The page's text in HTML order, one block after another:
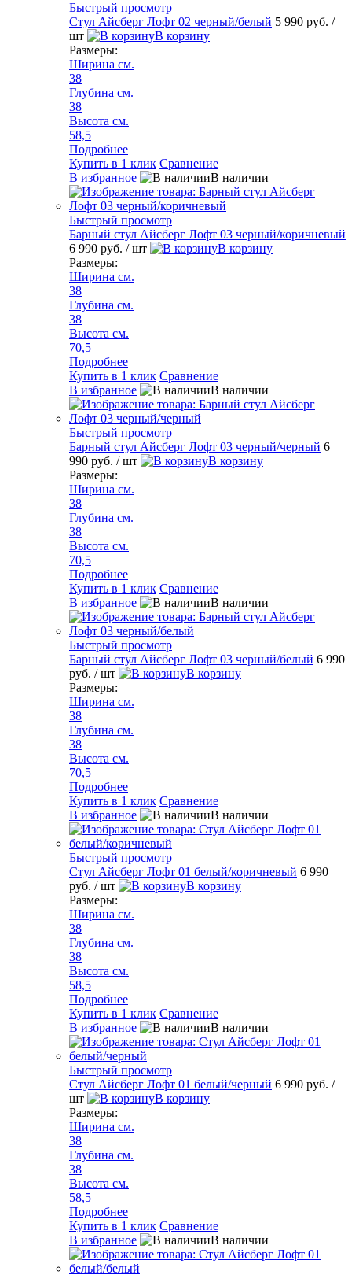
Быстрый просмотр
Стул Айсберг Лофт 02 черный/белый 5 990 руб. /
шт
В корзину
Размеры:
Ширина см.
38
Глубина см.
38
Высота см.
58,5
Подробнее
Купить в 1 клик Сравнение
В избранное
В наличии
Быстрый просмотр
Барный стул Айсберг Лофт 03 черный/коричневый
6 990 руб. / шт
В корзину
Размеры:
Ширина см.
38
Глубина см.
38
Высота см.
70,5
Подробнее
Купить в 1 клик Сравнение
В избранное
В наличии
Быстрый просмотр
Барный стул Айсберг Лофт 03 черный/черный 6
990 руб. / шт
В корзину
Размеры:
Ширина см.
38
Глубина см.
38
Высота см.
70,5
Подробнее
Купить в 1 клик Сравнение
В избранное
В наличии
Быстрый просмотр
Барный стул Айсберг Лофт 03 черный/белый 6 990
руб. / шт
В корзину
Размеры:
Ширина см.
38
Глубина см.
38
Высота см.
70,5
Подробнее
Купить в 1 клик Сравнение
В избранное
В наличии
Быстрый просмотр
Стул Айсберг Лофт 01 белый/коричневый 6 990
руб. / шт
В корзину
Размеры:
Ширина см.
38
Глубина см.
38
Высота см.
58,5
Подробнее
Купить в 1 клик Сравнение
В избранное
В наличии
Быстрый просмотр
Стул Айсберг Лофт 01 белый/черный 6 990 руб. /
шт
В корзину
Размеры:
Ширина см.
38
Глубина см.
38
Высота см.
58,5
Подробнее
Купить в 1 клик Сравнение
В избранное
В наличии